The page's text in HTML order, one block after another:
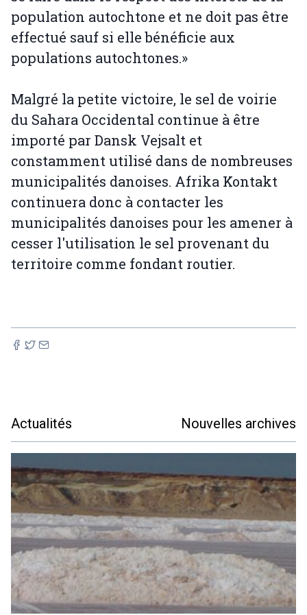
population autochtone et ne doit pas être
effectué sauf si elle bénéficie aux
populations autochtones.»
Malgré la petite victoire, le sel de voirie
du Sahara Occidental continue à être
importé par Dansk Vejsalt et
constamment utilisé dans de nombreuses
municipalités danoises. Afrika Kontakt
continuera donc à contacter les
municipalités danoises pour les amener à
cesser l'utilisation le sel provenant du
territoire comme fondant routier.
Actualités Nouvelles archives